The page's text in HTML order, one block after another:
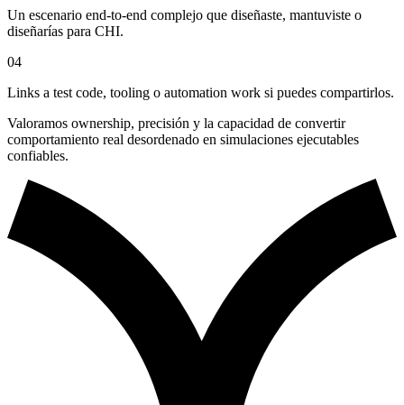
Un escenario end-to-end complejo que diseñaste, mantuviste o
diseñarías para CHI.
04
Links a test code, tooling o automation work si puedes compartirlos.
Valoramos ownership, precisión y la capacidad de convertir
comportamiento real desordenado en simulaciones ejecutables
confiables.